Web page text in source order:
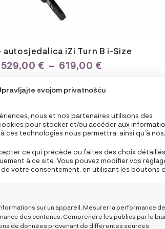
svojom privatnošću
nous et nos partenaires utilisons des
pour stocker et/ou accéder aux
ces technologies nous permettra, ainsi qu’à nos
sur ce site et afficher des publicités (non-)
ou retirer son consentement peut nuire à
ce qui précède ou faites des choix
à ce site. Vous pouvez modifier vos
votre consentement, en utilisant les boutons
sur un appareil, Mesurer la performance
des contenus, Comprendre les publics par le
de données provenant de différentes sources.
autosjedalica iZi Turn B i-Size
529,00 € – 619,00 €PLAGE
529,00 €
619,00 €
Choose a option
AJOUTER AU PANIER